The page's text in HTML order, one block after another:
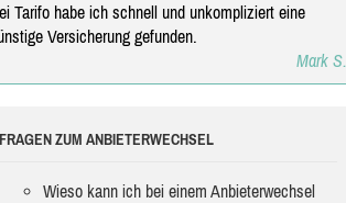
Tarifo habe ich schnell und unkompliziert eine
Versicherung gefunden.
Mark S.
FRAGEN ZUM ANBIETERWECHSEL
Wieso kann ich bei einem Anbieterwechsel